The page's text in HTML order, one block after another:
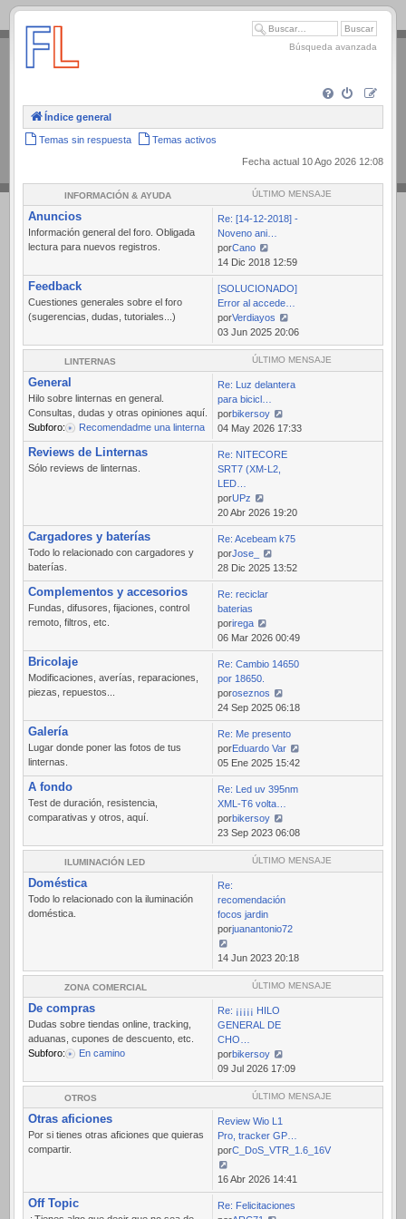
.
Búsqueda avanzada
Índice general
Temas sin respuesta
Temas activos
Fecha actual 10 Ago 2026 12:08
INFORMACIÓN & AYUDA ÚLTIMO MENSAJE
Anuncios
Información general del foro. Obligada
lectura para nuevos registros.
Re: [14-12-2018] -
Noveno ani…
porCano
Ver
último
mensaje
14 Dic 2018 12:59
Feedback
Cuestiones generales sobre el foro
(sugerencias, dudas, tutoriales...)
[SOLUCIONADO]
Error al accede…
porVerdiayos
Ver
último
mensaje
03 Jun 2025 20:06
LINTERNAS ÚLTIMO MENSAJE
General
Hilo sobre linternas en general.
Consultas, dudas y otras opiniones aquí.
Subforo:
Recomendadme una linterna
Re: Luz delantera
para bicicl…
porbikersoy
Ver
último
mensaje
04 May 2026 17:33
Reviews de Linternas
Sólo reviews de linternas.
Re: NITECORE
SRT7 (XM-L2,
LED…
porUPz
Ver
último
mensaje
20 Abr 2026 19:20
Cargadores y baterías
Todo lo relacionado con cargadores y
baterías.
Re: Acebeam k75
porJose_
Ver
último
mensaje
28 Dic 2025 13:52
Complementos y accesorios
Fundas, difusores, fijaciones, control
remoto, filtros, etc.
Re: reciclar
baterias
porirega
Ver
último
mensaje
06 Mar 2026 00:49
Bricolaje
Modificaciones, averías, reparaciones,
piezas, repuestos...
Re: Cambio 14650
por 18650.
poroseznos
Ver
último
mensaje
24 Sep 2025 06:18
Galería
Lugar donde poner las fotos de tus
linternas.
Re: Me presento
porEduardo Var
Ver
último
mensaje
05 Ene 2025 15:42
A fondo
Test de duración, resistencia,
comparativas y otros, aquí.
Re: Led uv 395nm
XML-T6 volta…
porbikersoy
Ver
último
mensaje
23 Sep 2023 06:08
ILUMINACIÓN LED ÚLTIMO MENSAJE
Doméstica
Todo lo relacionado con la iluminación
doméstica.
Re:
recomendación
focos jardin
porjuanantonio72
Ver
último
mensaje
14 Jun 2023 20:18
ZONA COMERCIAL ÚLTIMO MENSAJE
De compras
Dudas sobre tiendas online, tracking,
aduanas, cupones de descuento, etc.
Subforo:
En camino
Re: ¡¡¡¡¡ HILO
GENERAL DE
CHO…
porbikersoy
Ver
último
mensaje
09 Jul 2026 17:09
OTROS ÚLTIMO MENSAJE
Otras aficiones
Por si tienes otras aficiones que quieras
compartir.
Review Wio L1
Pro, tracker GP…
porC_DoS_VTR_1.6_16V
Ver
último
mensaje
16 Abr 2026 14:41
Off Topic
Re: Felicitaciones